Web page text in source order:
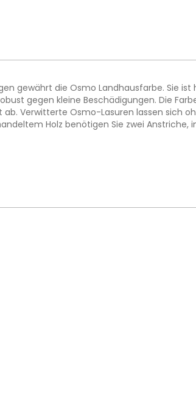
gewährt die Osmo Landhausfarbe. Sie ist
gegen kleine Beschädigungen. Die
Verwitterte Osmo-Lasuren lassen sich
Holz benötigen Sie zwei